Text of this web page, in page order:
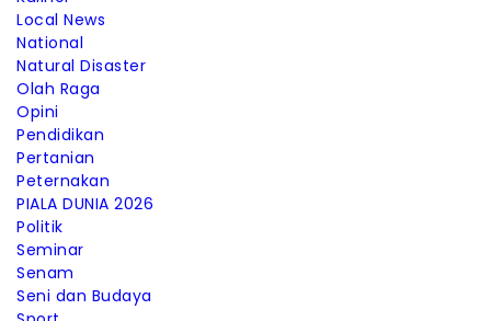
Local News
National
Natural Disaster
Olah Raga
Opini
Pendidikan
Pertanian
Peternakan
PIALA DUNIA 2026
Politik
Seminar
Senam
Seni dan Budaya